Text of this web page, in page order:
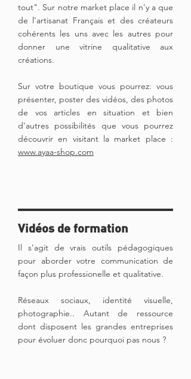
tout". Sur notre market place il n'y a que
de l'artisanat Français et des créateurs
cohérents les uns avec les autres pour
donner une vitrine qualitative aux
créations.
Sur votre boutique vous pourrez: vous
présenter, poster des vidéos, des photos
de vos articles en situation et bien
d'autres possibilités que vous pourrez
découvrir en visitant la market place :
www.ayaa-shop.com
Vidéos de formation
Il s’agit de vrais outils pédagogiques
pour aborder votre communication de
façon plus professionelle et qualitative.
Réseaux sociaux, identité visuelle,
photographie.. Autant de ressource
dont disposent les grandes entreprises
pour évoluer donc pourquoi pas nous ?